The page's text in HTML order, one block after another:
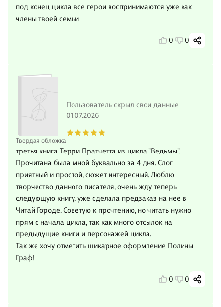
под конец цикла все герои воспринимаются уже как
члены твоей семьи
0 0
Твердая обложка
Пользователь скрыл свои данные
01.07.2026
третья книга Терри Пратчетта из цикла "Ведьмы".
Прочитана была мной буквально за 4 дня. Слог
приятный и простой, сюжет интересный. Люблю
творчество данного писателя, очень жду теперь
следующую книгу, уже сделала предзаказ на нее в
Читай Городе. Советую к прочтению, но читать нужно
прям с начала цикла, так как много отсылок на
предыдущие книги и персонажей цикла.
Так же хочу отметить шикарное оформление Полины
Граф!
0 0